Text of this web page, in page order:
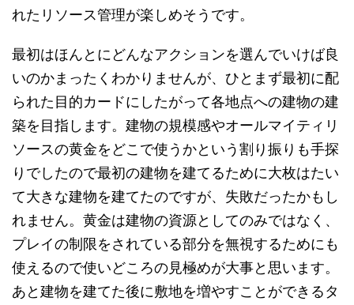
れたリソース管理が楽しめそうです。
最初はほんとにどんなアクションを選んでいけば良
いのかまったくわかりませんが、ひとまず最初に配
られた目的カードにしたがって各地点への建物の建
築を目指します。建物の規模感やオールマイティリ
ソースの黄金をどこで使うかという割り振りも手探
りでしたので最初の建物を建てるために大枚はたい
て大きな建物を建てたのですが、失敗だったかもし
れません。黄金は建物の資源としてのみではなく、
プレイの制限をされている部分を無視するためにも
使えるので使いどころの見極めが大事と思います。
あと建物を建てた後に敷地を増やすことができるタ